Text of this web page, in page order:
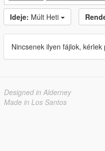
Ideje: Múlt Heti
Nincsenek ilyen fájlok,
Designed in Alderney
Made in Los Santos